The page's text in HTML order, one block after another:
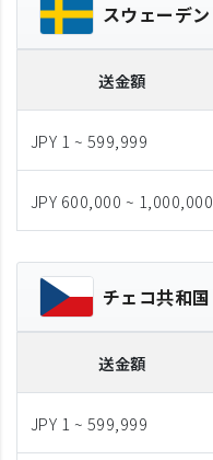
スウェーデン
送金額
JPY 1 ~ 599,999
JPY 600,000 ~ 1,000,000
チェコ共和国
送金額
JPY 1 ~ 599,999